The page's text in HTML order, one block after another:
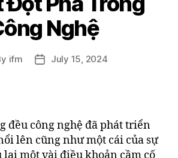
Nghệ
ifm July 15, 2024
đều công nghệ đã phát triển
lên cũng như một cái của sự